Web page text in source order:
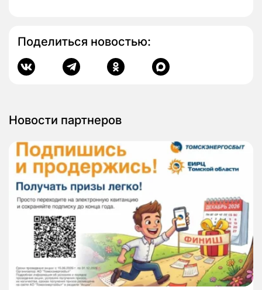
Поделиться новостью:
Новости партнеров